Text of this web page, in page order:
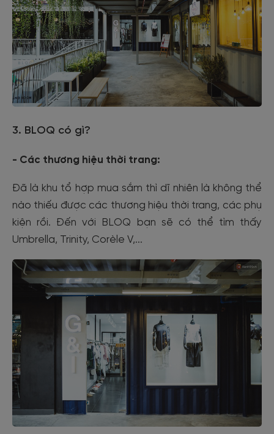
3. BLOQ có gì?
- Các thương hiệu thời trang:
Đã là khu tổ hợp mua sắm thì dĩ nhiên là không thể
nào thiếu được các thương hiệu thời trang, các phụ
kiện rồi. Đến với BLOQ bạn sẽ có thể tìm thấy
Umbrella, Trinity, Corèle V,...